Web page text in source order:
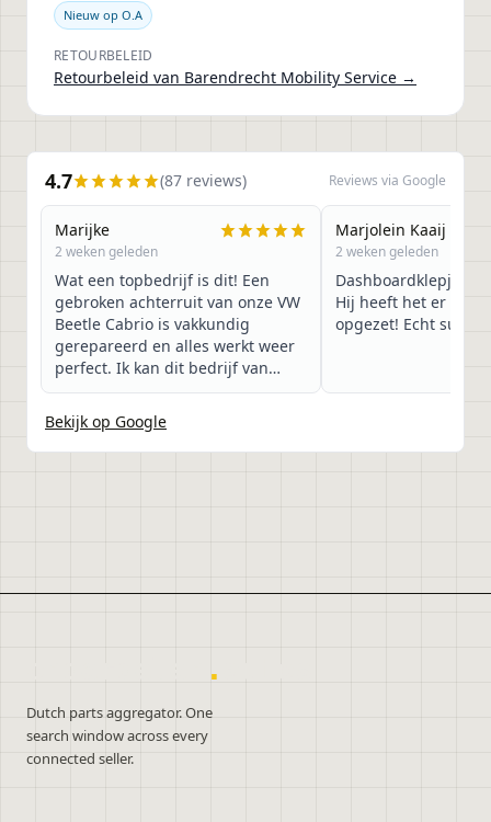
Nieuw op O.A
RETOURBELEID
Retourbeleid van Barendrecht Mobility Service →
4.7 (87 reviews) Reviews via Google
Marijke
2 weken geleden
Wat een topbedrijf is dit! Een
gebroken achterruit van onze VW
Beetle Cabrio is vakkundig
gerepareerd en alles werkt weer
perfect. Ik kan dit bedrijf van
harte aanbevelen!
Marjolein Kaaij
2 weken geleden
Dashboardklepje
Hij heeft het er
opgezet! Echt super!
Bekijk op Google
.
Dutch parts aggregator. One
search window across every
connected seller.